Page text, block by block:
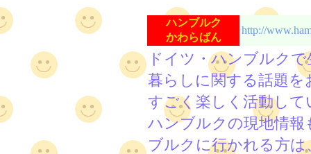
ハンブルク
かわらばん
http://
ドイツ・ハンブルク
暮らしに関する話題
すごく楽しく活動し
ハンブルクの現地情報
ブルクに行かれる方は